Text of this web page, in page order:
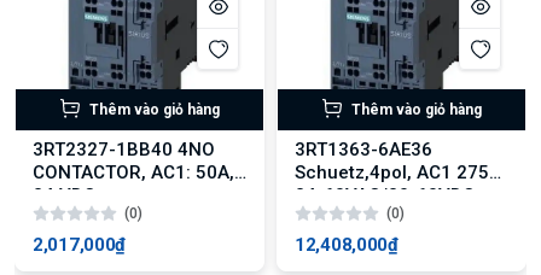
Thêm vào giỏ hàng
3RT2327-1BB40 4NO
CONTACTOR, AC1: 50A,
24 VDC
(0)
2,017,000₫
Thêm vào giỏ hàng
3RT1363-6AE36
Schuetz,4pol, AC1 275A
24-60VAC/20-60VDC
(0)
12,408,000₫